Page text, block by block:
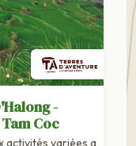
-
Coc
activités variées a